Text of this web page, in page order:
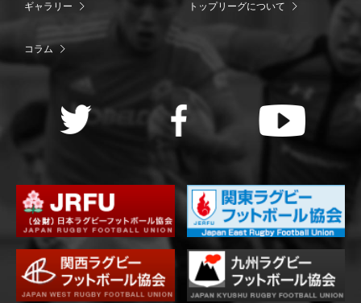
ギャラリー トップリーグについて
コラム